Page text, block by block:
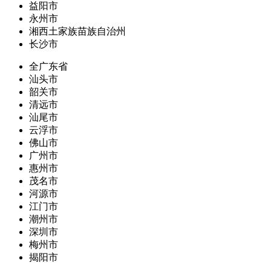
益阳市
永州市
湘西土家族苗族自治州
长沙市
全广东省
汕头市
韶关市
清远市
汕尾市
云浮市
佛山市
广州市
惠州市
茂名市
河源市
江门市
潮州市
深圳市
梅州市
揭阳市